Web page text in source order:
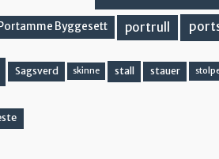
Byggesett portrull
Sagsverd skinne stall stauer